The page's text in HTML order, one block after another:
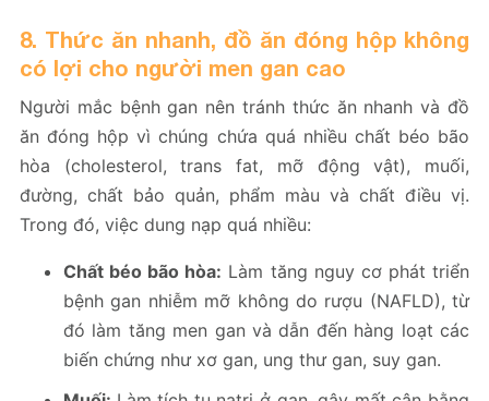
8. Thức ăn nhanh, đồ ăn đóng hộp không
có lợi cho người men gan cao
Người mắc bệnh gan nên tránh thức ăn nhanh và đồ
ăn đóng hộp vì chúng chứa quá nhiều chất béo bão
hòa (cholesterol, trans fat, mỡ động vật), muối,
đường, chất bảo quản, phẩm màu và chất điều vị.
Trong đó, việc dung nạp quá nhiều:
Chất béo bão hòa: Làm tăng nguy cơ phát triển
bệnh gan nhiễm mỡ không do rượu (NAFLD), từ
đó làm tăng men gan và dẫn đến hàng loạt các
biến chứng như xơ gan, ung thư gan, suy gan.